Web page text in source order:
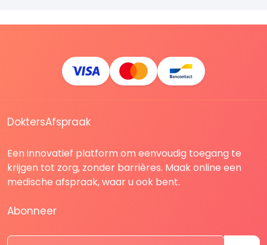
DoktersAfspraak
Een innovatief platform om eenvoudig toegang te
krijgen tot zorg, zonder barrières. Maak online een
medische afspraak, waar u ook bent.
Abonneer